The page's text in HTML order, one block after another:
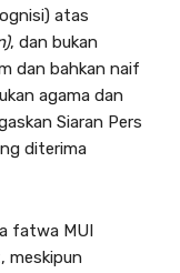
atas
, dan bukan
dan bahkan naif
agama dan
Siaran Pers
diterima
fatwa MUI
meskipun